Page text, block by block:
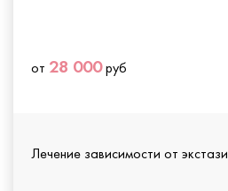
от 28 000руб
Лечение зависимости от экстази